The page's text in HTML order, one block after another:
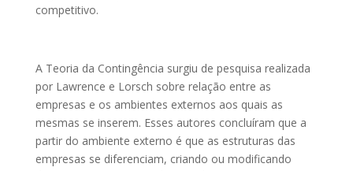
competitivo.
A Teoria da Contingência surgiu de pesquisa realizada
por Lawrence e Lorsch sobre relação entre as
empresas e os ambientes externos aos quais as
mesmas se inserem. Esses autores concluíram que a
partir do ambiente externo é que as estruturas das
empresas se diferenciam, criando ou modificando